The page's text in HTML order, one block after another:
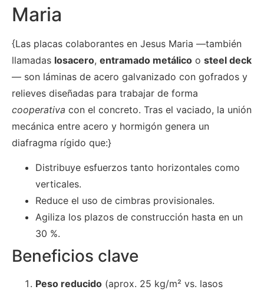
Maria
{Las placas colaborantes en Jesus Maria —también
llamadas losacero, entramado metálico o steel deck
— son láminas de acero galvanizado con gofrados y
relieves diseñadas para trabajar de forma
cooperativa con el concreto. Tras el vaciado, la unión
mecánica entre acero y hormigón genera un
diafragma rígido que:}
Distribuye esfuerzos tanto horizontales como
verticales.
Reduce el uso de cimbras provisionales.
Agiliza los plazos de construcción hasta en un
30 %.
Beneficios clave
Peso reducido (aprox. 25 kg/m² vs. lasos